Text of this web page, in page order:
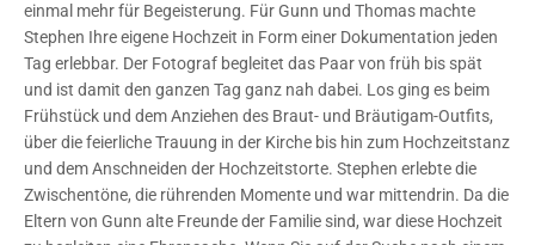
einmal mehr für Begeisterung. Für Gunn und Thomas machte
Stephen Ihre eigene Hochzeit in Form einer Dokumentation jeden
Tag erlebbar. Der Fotograf begleitet das Paar von früh bis spät
und ist damit den ganzen Tag ganz nah dabei. Los ging es beim
Frühstück und dem Anziehen des Braut- und Bräutigam-Outfits,
über die feierliche Trauung in der Kirche bis hin zum Hochzeitstanz
und dem Anschneiden der Hochzeitstorte. Stephen erlebte die
Zwischentöne, die rührenden Momente und war mittendrin. Da die
Eltern von Gunn alte Freunde der Familie sind, war diese Hochzeit